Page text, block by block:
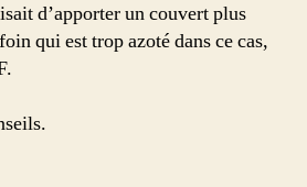
d’apporter un couvert plus
qui est trop azoté dans ce cas,